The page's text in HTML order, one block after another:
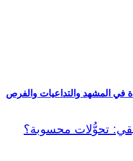
في المشهد والتداعيات والفرص